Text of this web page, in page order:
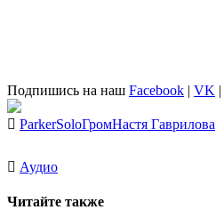
Подпишись на наш Facebook | VK |
ParkerSoloГромНастя Гаврилова
Аудио
Читайте также